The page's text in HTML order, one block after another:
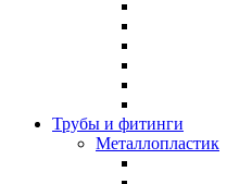
Трубы и фитинги
Металлопластик